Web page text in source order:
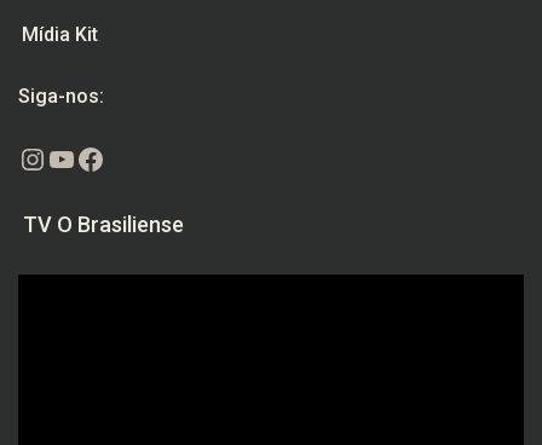
Mídia Kit
Siga-nos:
Instagram
Youtube
Facebook
TV O Brasiliense